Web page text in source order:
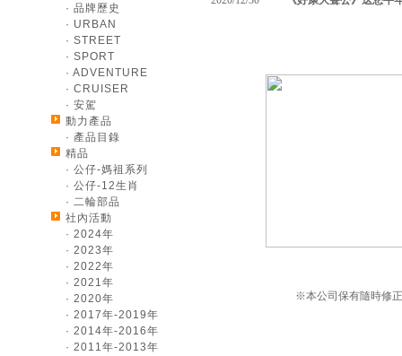
· 品牌歷史
· URBAN
· STREET
· SPORT
· ADVENTURE
· CRUISER
· 安駕
動力產品
· 產品目錄
精品
· 公仔-媽祖系列
· 公仔-12生肖
· 二輪部品
社內活動
· 2024年
· 2023年
· 2022年
· 2021年
· 2020年
· 2017年-2019年
· 2014年-2016年
· 2011年-2013年
※本公司保有隨時修正、